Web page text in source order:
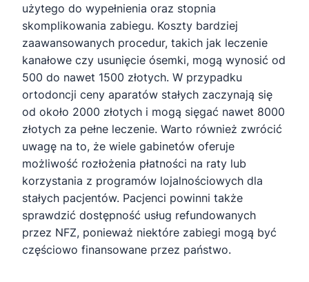
użytego do wypełnienia oraz stopnia
skomplikowania zabiegu. Koszty bardziej
zaawansowanych procedur, takich jak leczenie
kanałowe czy usunięcie ósemki, mogą wynosić od
500 do nawet 1500 złotych. W przypadku
ortodoncji ceny aparatów stałych zaczynają się
od około 2000 złotych i mogą sięgać nawet 8000
złotych za pełne leczenie. Warto również zwrócić
uwagę na to, że wiele gabinetów oferuje
możliwość rozłożenia płatności na raty lub
korzystania z programów lojalnościowych dla
stałych pacjentów. Pacjenci powinni także
sprawdzić dostępność usług refundowanych
przez NFZ, ponieważ niektóre zabiegi mogą być
częściowo finansowane przez państwo.